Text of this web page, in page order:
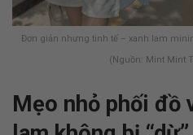
Đơn giản nhưng tinh tế – xanh lam
(Nguồn: Mint Mint
Mẹo nhỏ phối đồ